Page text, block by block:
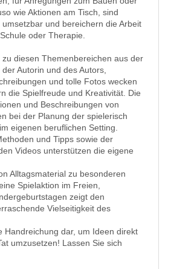
wie Aktionen am Tisch, sind
und bereichern die Arbeit
oder Therapie.
diesen Themenbereichen aus der
Autorin und des Autors,
und tolle Fotos wecken
die Spielfreude und Kreativität. Die
und Beschreibungen von
bei der Planung der spielerisch
eigenen beruflichen Setting.
und Tipps sowie der
Videos unterstützen die eigene
Alltagsmaterial zu besonderen
Spielaktion im Freien,
zeigt den
Vielseitigkeit des
Handreichung dar, um Ideen direkt
umzusetzen! Lassen Sie sich